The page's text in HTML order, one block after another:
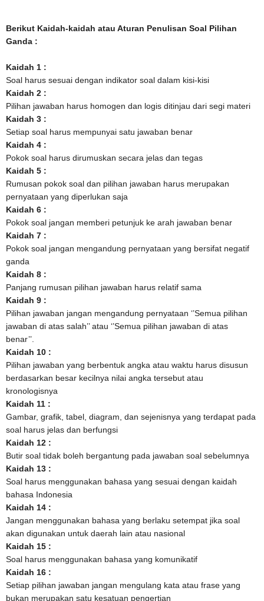
Berikut Kaidah-kaidah atau Aturan Penulisan Soal Pilihan
Ganda :
Kaidah 1 :
Soal harus sesuai dengan indikator soal dalam kisi-kisi
Kaidah 2 :
Pilihan jawaban harus homogen dan logis ditinjau dari segi materi
Kaidah 3 :
Setiap soal harus mempunyai satu jawaban benar
Kaidah 4 :
Pokok soal harus dirumuskan secara jelas dan tegas
Kaidah 5 :
Rumusan pokok soal dan pilihan jawaban harus merupakan
pernyataan yang diperlukan saja
Kaidah 6 :
Pokok soal jangan memberi petunjuk ke arah jawaban benar
Kaidah 7 :
Pokok soal jangan mengandung pernyataan yang bersifat negatif
ganda
Kaidah 8 :
Panjang rumusan pilihan jawaban harus relatif sama
Kaidah 9 :
Pilihan jawaban jangan mengandung pernyataan ‘’Semua pilihan
jawaban di atas salah’’ atau ‘’Semua pilihan jawaban di atas
benar’’.
Kaidah 10 :
Pilihan jawaban yang berbentuk angka atau waktu harus disusun
berdasarkan besar kecilnya nilai angka tersebut atau
kronologisnya
Kaidah 11 :
Gambar, grafik, tabel, diagram, dan sejenisnya yang terdapat pada
soal harus jelas dan berfungsi
Kaidah 12 :
Butir soal tidak boleh bergantung pada jawaban soal sebelumnya
Kaidah 13 :
Soal harus menggunakan bahasa yang sesuai dengan kaidah
bahasa Indonesia
Kaidah 14 :
Jangan menggunakan bahasa yang berlaku setempat jika soal
akan digunakan untuk daerah lain atau nasional
Kaidah 15 :
Soal harus menggunakan bahasa yang komunikatif
Kaidah 16 :
Setiap pilihan jawaban jangan mengulang kata atau frase yang
bukan merupakan satu kesatuan pengertian